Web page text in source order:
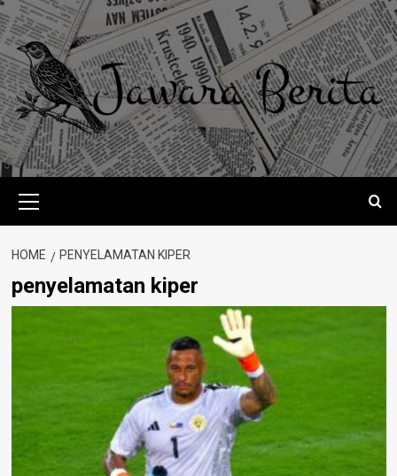
Skip
to
content
Menu
HOME PENYELAMATAN KIPER
penyelamatan kiper